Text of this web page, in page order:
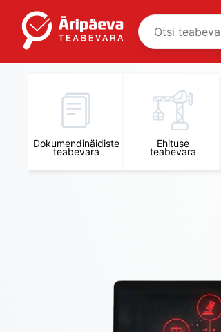
Dokumendinäidiste
teabevara
Ehituse
teabevara